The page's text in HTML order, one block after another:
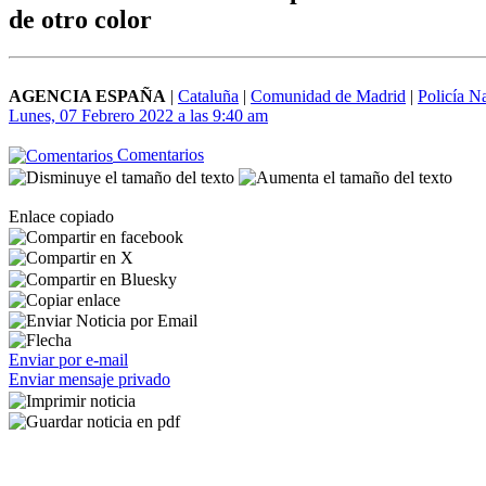
de otro color
AGENCIA ESPAÑA | Cataluña | Comunidad de Madrid | Policía
Lunes, 07 Febrero 2022 a las 9:40 am
Comentarios
Enlace copiado
Enviar por e-mail
Enviar mensaje privado